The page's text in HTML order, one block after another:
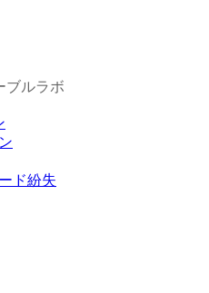
ブルラボ
ド紛失